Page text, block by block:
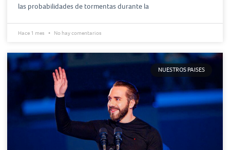
las probabilidades de tormentas durante la
Hace 1 mes No hay comentarios
NUESTROS PAISES